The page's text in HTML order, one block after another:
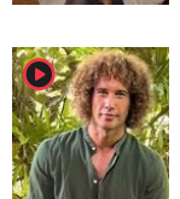
player2